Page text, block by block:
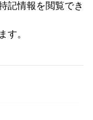
記情報を閲覧でき
す。